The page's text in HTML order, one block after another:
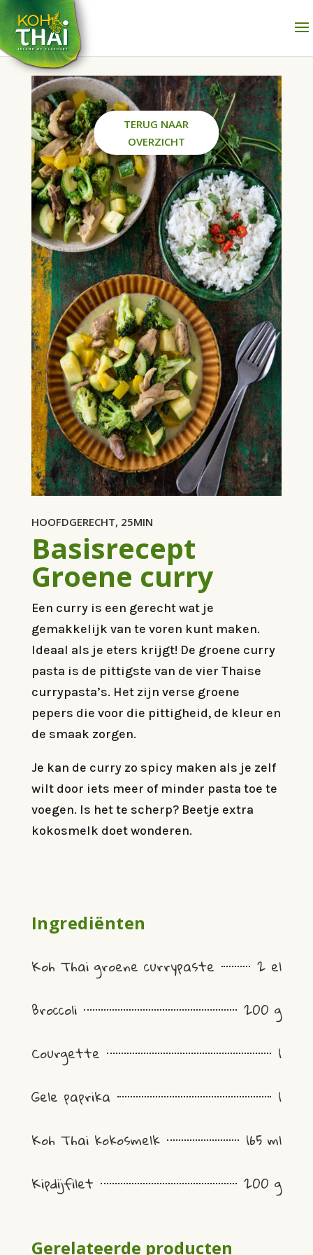
TERUG NAAR
OVERZICHT
HOOFDGERECHT, 25MIN
Basisrecept
Groene curry
Een curry is een gerecht wat je
gemakkelijk van te voren kunt maken.
Ideaal als je eters krijgt! De groene curry
pasta is de pittigste van de vier Thaise
currypasta’s. Het zijn verse groene
pepers die voor die pittigheid, de kleur en
de smaak zorgen.
Je kan de curry zo spicy maken als je zelf
wilt door iets meer of minder pasta toe te
voegen. Is het te scherp? Beetje extra
kokosmelk doet wonderen.
Ingrediënten
Koh Thai groene currypaste
2 el
Broccoli
200 g
Courgette
1
Gele paprika
1
Koh Thai kokosmelk
165 ml
Kipdijfilet
200 g
Gerelateerde producten